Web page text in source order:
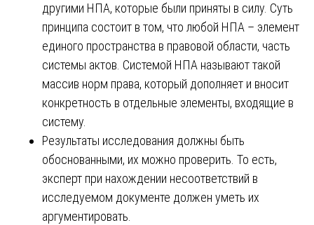
другими НПА, которые были приняты в силу. Суть
принципа состоит в том, что любой НПА – элемент
единого пространства в правовой области, часть
системы актов. Системой НПА называют такой
массив норм права, который дополняет и вносит
конкретность в отдельные элементы, входящие в
систему.
Результаты исследования должны быть
обоснованными, их можно проверить. То есть,
эксперт при нахождении несоответствий в
исследуемом документе должен уметь их
аргументировать.